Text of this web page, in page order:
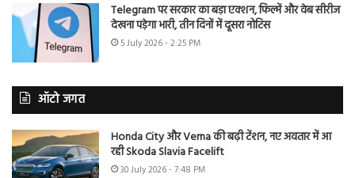
Telegram पर सरकार का बड़ा एक्शन, फिल्में और वेब सीरीज
देखना पड़ेगा भारी, तीन दिनों में दूसरा नोटिस
5 July 2026 - 2:25 PM
ऑटो जगत
Honda City और Verna की बढ़ी टेंशन, नए अवतार में आ
रही Skoda Slavia Facelift
30 July 2026 - 7:48 PM